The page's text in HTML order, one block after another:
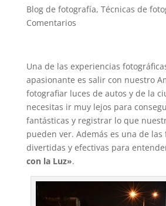
Blog de fotografía, Técnicas de
Comentarios
Una de las experiencias
apasionante es salir con nuestro
fotografiar luces de autos y de la
necesitas ir muy lejos para
fantásticas y registrar lo que
pueden ver. Además es una de las
divertidas y efectivas para
con la Luz».